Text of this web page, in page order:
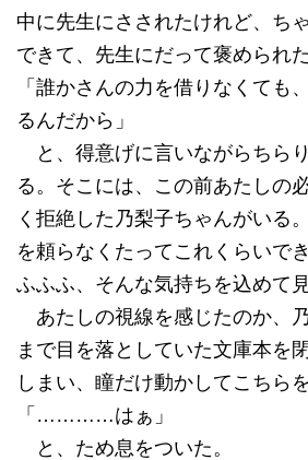
中に先生にさされたけれど、ち
できて、先生にだって褒められた
「誰かさんの力を借りなくても
るんだから」
と、得意げに言いながらちら
る。そこには、この前あたしの
く拒絶した乃梨子ちゃんがいる
を頼らなくたってこれくらいで
ふふふ、そんな気持ちを込めて見
あたしの視線を感じたのか、
まで目を落としていた文庫本を
しまい、瞳だけ動かしてこちら
「…………はぁ」
と、ため息をついた。